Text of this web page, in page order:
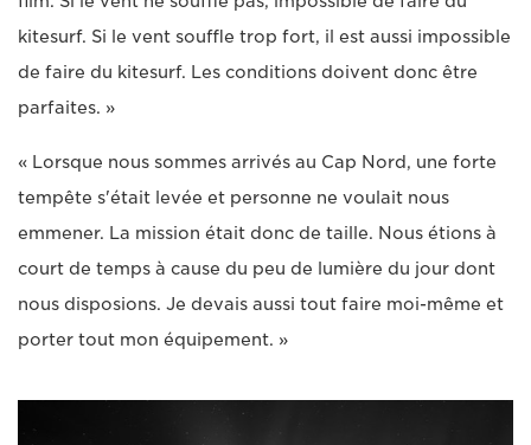
kitesurf. Si le vent souffle trop fort, il est aussi impossible
de faire du kitesurf. Les conditions doivent donc être
parfaites. »
« Lorsque nous sommes arrivés au Cap Nord, une forte
tempête s'était levée et personne ne voulait nous
emmener. La mission était donc de taille. Nous étions à
court de temps à cause du peu de lumière du jour dont
nous disposions. Je devais aussi tout faire moi-même et
porter tout mon équipement. »